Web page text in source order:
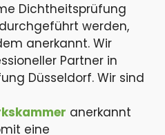
Dichtheitsprüfung
werden,
anerkannt. Wir
Partner in
Düsseldorf. Wir sind
anerkannt
eine